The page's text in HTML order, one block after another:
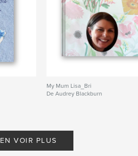
My Mum Lisa_Bri
De Audrey Blackburn
EN VOIR PLUS